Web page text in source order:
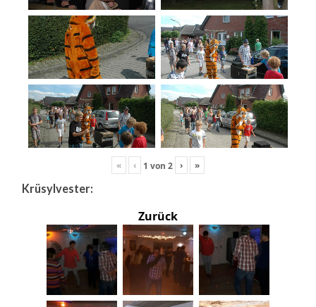
« ‹ 1 von 2 › »
Krüsylvester:
Zurück